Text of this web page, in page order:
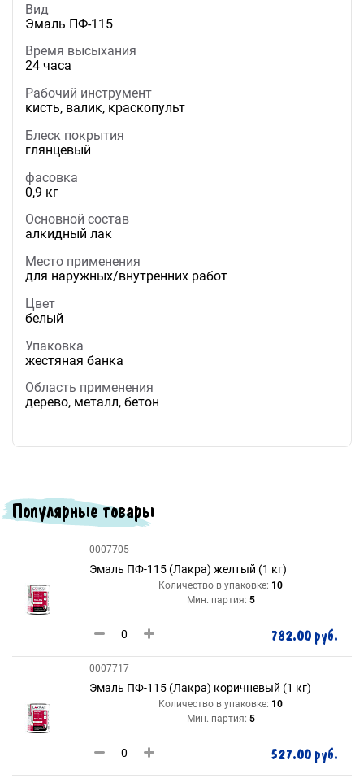
Вид
Эмаль ПФ-115
Время высыхания
24 часа
Рабочий инструмент
кисть, валик, краскопульт
Блеск покрытия
глянцевый
фасовка
0,9 кг
Основной состав
алкидный лак
Место применения
для наружных/внутренних работ
Цвет
белый
Упаковка
жестяная банка
Область применения
дерево, металл, бетон
Популярные товары
0007705
Эмаль ПФ-115 (Лакра) желтый (1 кг)
Количество в упаковке: 10
Мин. партия: 5
782.00 руб.
0007717
Эмаль ПФ-115 (Лакра) коричневый (1 кг)
Количество в упаковке: 10
Мин. партия: 5
527.00 руб.